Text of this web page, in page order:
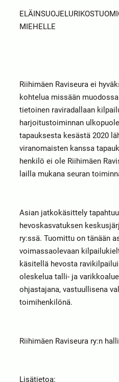
MIEHELLE
Riihimäen Raviseura ei
kohtelua missään
tietoinen raviradallaan
harjoitustoiminnan
tapauksesta kesästä 2020
viranomaisten kanssa
henkilö ei ole Riihimäen
lailla mukana seuran
Asian jatkokäsittely
hevoskasvatuksen
ry:ssä. Tuomittu on tänään
voimassaolevaan
käsitellä hevosta
oleskelua talli- ja
ohjastajana, vastuullisena
toimihenkilönä.
Riihimäen Raviseura ry:n
Lisätietoa: